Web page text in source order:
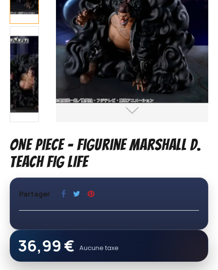
ONE PIECE – Figurine Marshall D.
Teach FIG LIFE
Partager
36,99 € Aucune taxe